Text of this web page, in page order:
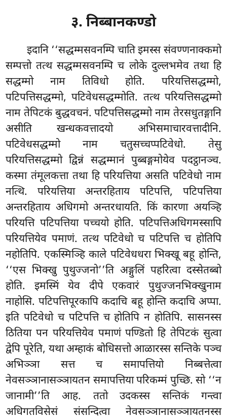
३. निब्बानकण्डो
इदानि ‘‘सद्धम्मसवनम्पि चाति इमस्स संवण्णनाक्कमो
सम्पत्तो तत्थ सद्धम्मसवनम्पि च लोके दुल्लभमेव तथा हि
सद्धम्मो नाम तिविधो होति. परियत्तिसद्धम्मो,
पटिपत्तिसद्धम्मो, पटिवेधसद्धम्मोति. तत्थ परियत्तिसद्धम्मो
नाम तेपिटकं बुद्धवचनं. पटिपत्तिसद्धम्मो नाम तेरसधुतङ्गानि
असीति खन्धकवत्तादयो अभिसमाचारवत्तादीनि.
पटिवेधसद्धम्मो नाम चतुसच्चप्पटिवेधो. तेसु
परियत्तिसद्धम्मो द्विन्नं सद्धम्मानं पुब्बङ्गमोयेव पदट्ठानञ्च.
कस्मा तंमूलकत्ता तथा हि परियत्तिया असति पटिवेधो नाम
नत्थि. परियत्तिया अन्तरहिताय पटिपत्ति, पटिपत्तिया
अन्तरहिताय अधिगमो अन्तरधायति. किं कारणा अयञ्हि
परियत्ति पटिपत्तिया पच्चयो होति. पटिपत्तिअधिगमस्सापि
परियत्तियेव पमाणं. तत्थ पटिवेधो च पटिपत्ति च होतिपि
नहोतिपि. एकस्मिञ्हि काले पटिवेधधरा भिक्खू बहू होन्ति,
‘‘एस भिक्खु पुथुज्जनो’’ति अङ्गुलिं पहरित्वा दस्सेतब्बो
होति. इमस्मिं येव दीपे एकवारं पुथुज्जनभिक्खुनाम
नाहोसि. पटिपत्तिपूरकापि कदाचि बहू होन्ति कदाचि अप्पा.
इति पटिवेधो च पटिपत्ति च होतिपि न होतिपि. सासनस्स
ठितिया पन परियत्तियेव पमाणं पण्डितो हि तेपिटकं सुत्वा
द्वेपि पूरेति, यथा अम्हाकं बोधिसत्तो आळारस्स सन्तिके पञ्च
अभिञ्ञा सत्त च समापत्तियो निब्बत्तेत्वा
नेवसञ्ञानासञ्ञायतन समापत्तिया परिकम्मं पुच्छि. सो ‘‘न
जानामी’’ति आह. ततो उदकस्स सन्तिकं गन्त्वा
अधिगतविसेसं संसन्दित्वा नेवसञ्ञानासञ्ञायतनस्स